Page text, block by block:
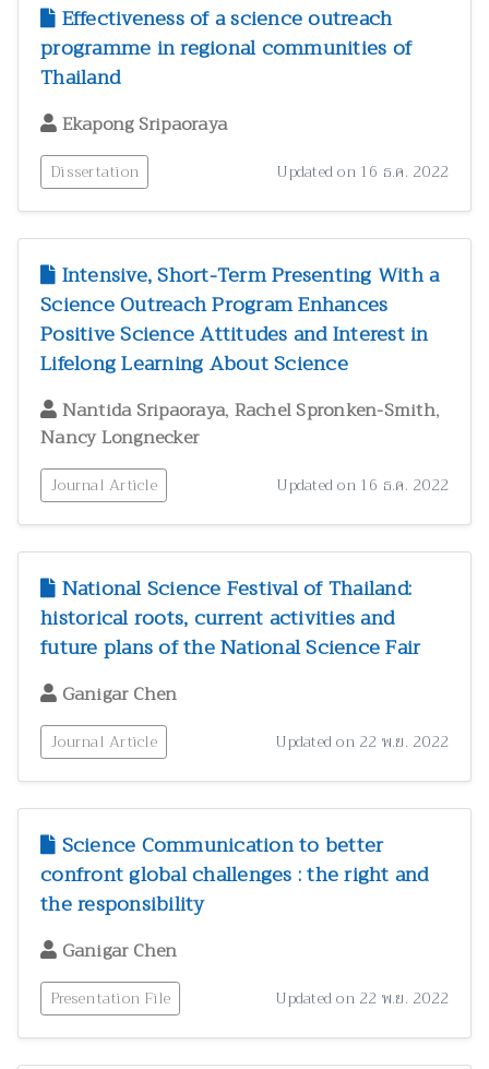
Effectiveness of a science outreach
programme in regional communities of
Thailand
Ekapong Sripaoraya
Dissertation Updated on 16 ธ.ค. 2022
Intensive, Short-Term Presenting With a
Science Outreach Program Enhances
Positive Science Attitudes and Interest in
Lifelong Learning About Science
Nantida Sripaoraya, Rachel Spronken-Smith,
Nancy Longnecker
Journal Article Updated on 16 ธ.ค. 2022
National Science Festival of Thailand:
historical roots, current activities and
future plans of the National Science Fair
Ganigar Chen
Journal Article Updated on 22 พ.ย. 2022
Science Communication to better
confront global challenges : the right and
the responsibility
Ganigar Chen
Presentation File Updated on 22 พ.ย. 2022